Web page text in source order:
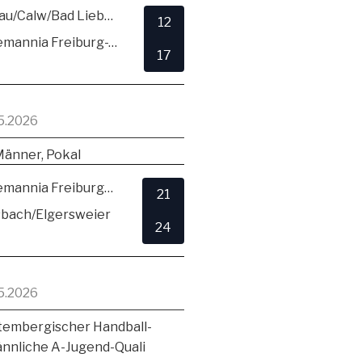
SG Hirsau/Calw/Bad Liebenzell
TSV Alemannia Freiburg-Zähringen
12
17
Pokal
TSV Alemannia Freiburg-Zähringen
Elgersweier
21
24
Handball-
A-Jugend-Quali